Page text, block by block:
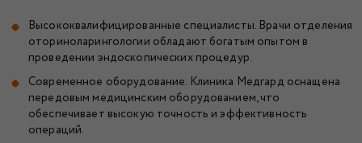
Высококвалифицированные специалисты. Врачи отделения
оториноларингологии обладают богатым опытом в
проведении эндоскопических процедур.
Современное оборудование. Клиника Медгард оснащена
передовым медицинским оборудованием, что
обеспечивает высокую точность и эффективность
операций.